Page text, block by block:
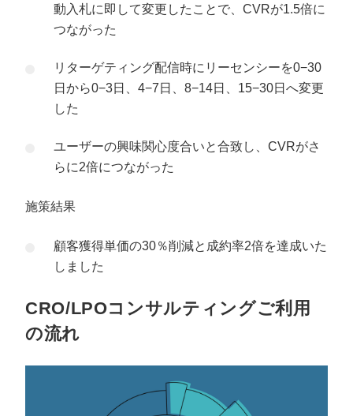
動入札に即して変更したことで、CVRが1.5倍に
つながった
リターゲティング配信時にリーセンシーを0−30
日から0−3日、4−7日、8−14日、15−30日へ変更
した
ユーザーの興味関心度合いと合致し、CVRがさ
らに2倍につながった
施策結果
顧客獲得単価の30％削減と成約率2倍を達成いた
しました
CRO/LPOコンサルティングご利用
の流れ